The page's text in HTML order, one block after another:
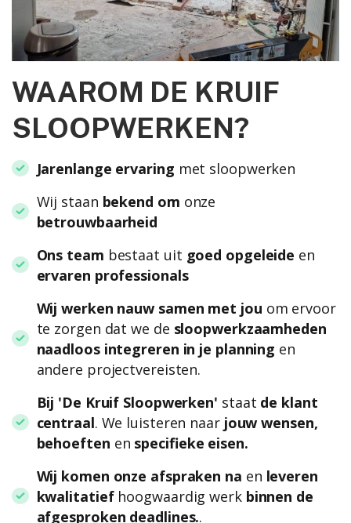
WAAROM DE KRUIF
SLOOPWERKEN?
Jarenlange ervaring met sloopwerken
Wij staan bekend om onze
betrouwbaarheid
Ons team bestaat uit goed opgeleide en
ervaren professionals
Wij werken nauw samen met jou om ervoor
te zorgen dat we de sloopwerkzaamheden
naadloos integreren in je planning en
andere projectvereisten.
Bij 'De Kruif Sloopwerken' staat de klant
centraal. We luisteren naar jouw wensen,
behoeften en specifieke eisen.
Wij komen onze afspraken na en leveren
kwalitatiefhoogwaardig werk binnen de
afgesproken deadlines..